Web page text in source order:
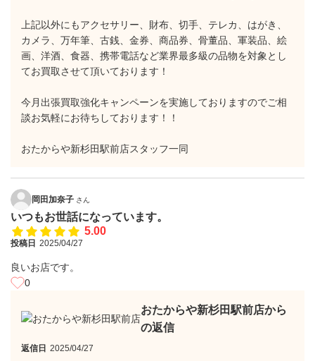
上記以外にもアクセサリー、財布、切手、テレカ、はがき、
カメラ、万年筆、古銭、金券、商品券、骨董品、軍装品、絵
画、洋酒、食器、携帯電話など業界最多級の品物を対象とし
てお買取させて頂いております！
今月出張買取強化キャンペーンを実施しておりますのでご相
談お気軽にお待ちしております！！
おたからや新杉田駅前店スタッフ一同
岡田加奈子 さん
いつもお世話になっています。
5.00
投稿日 2025/04/27
良いお店です。
0
おたからや新杉田駅前店から
の返信
返信日 2025/04/27